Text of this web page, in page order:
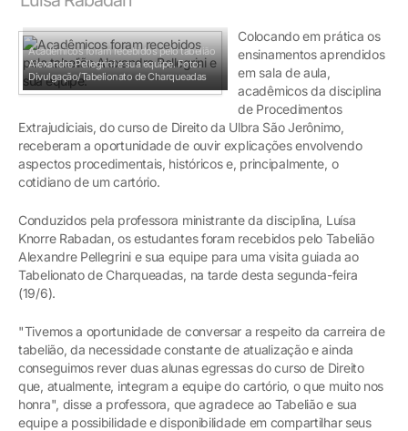
Acadêmicos foram recebidos pelo tabelião
Alexandre Pellegrini e sua equipe.Foto:
Divulgação/Tabelionato de Charqueadas
Colocando em prática os
ensinamentos aprendidos
em sala de aula,
acadêmicos da disciplina
de Procedimentos
Extrajudiciais, do curso de Direito da Ulbra São Jerônimo,
receberam a oportunidade de ouvir explicações envolvendo
aspectos procedimentais, históricos e, principalmente, o
cotidiano de um cartório.
Conduzidos pela professora ministrante da disciplina, Luísa
Knorre Rabadan, os estudantes foram recebidos pelo Tabelião
Alexandre Pellegrini e sua equipe para uma visita guiada ao
Tabelionato de Charqueadas, na tarde desta segunda-feira
(19/6).
"Tivemos a oportunidade de conversar a respeito da carreira de
tabelião, da necessidade constante de atualização e ainda
conseguimos rever duas alunas egressas do curso de Direito
que, atualmente, integram a equipe do cartório, o que muito nos
honra", disse a professora, que agradece ao Tabelião e sua
equipe a possibilidade e disponibilidade em compartilhar seus